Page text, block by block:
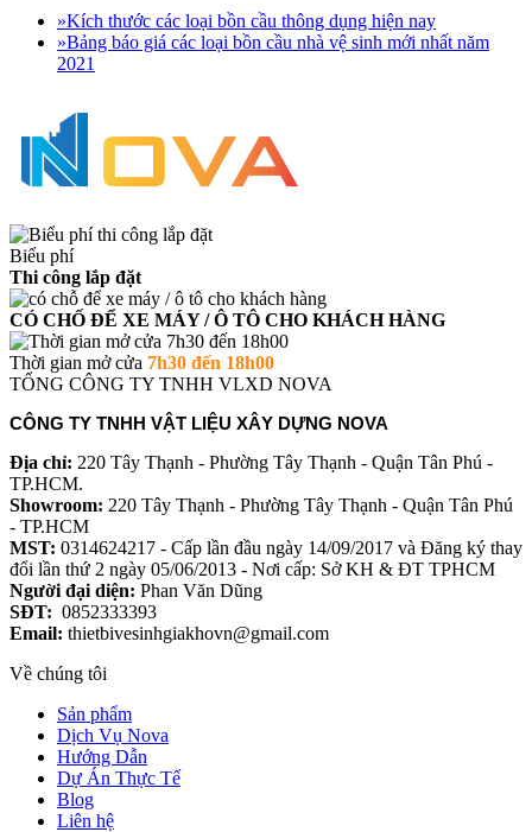
»Kích thước các loại bồn cầu thông dụng hiện nay
»Bảng báo giá các loại bồn cầu nhà vệ sinh mới nhất năm
2021
Biểu phí
Thi công lắp đặt
CÓ CHỐ ĐỂ XE MÁY / Ô TÔ CHO KHÁCH HÀNG
Thời gian mở cửa 7h30 đến 18h00
TỔNG CÔNG TY TNHH VLXD NOVA
CÔNG TY TNHH VẬT LIỆU XÂY DỰNG NOVA
Địa chỉ: 220 Tây Thạnh - Phường Tây Thạnh - Quận Tân Phú -
TP.HCM.
Showroom: 220 Tây Thạnh - Phường Tây Thạnh - Quận Tân Phú
- TP.HCM
MST: 0314624217 - Cấp lần đầu ngày 14/09/2017 và Đăng ký thay
đổi lần thứ 2 ngày 05/06/2013 - Nơi cấp: Sở KH & ĐT TPHCM
Người đại diện: Phan Văn Dũng
SĐT: 0852333393
Email: thietbivesinhgiakhovn@gmail.com
Về chúng tôi
Sản phẩm
Dịch Vụ Nova
Hướng Dẫn
Dự Án Thực Tế
Blog
Liên hệ